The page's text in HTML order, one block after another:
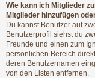
Wie kann ich Mitglieder
Mitglieder hinzufügen
Du kannst Benutzer auf
Benutzerprofil siehst du
Freunde und einen zum
persönlichen Bereich
deren Benutzernamen
von den Listen entfernen.